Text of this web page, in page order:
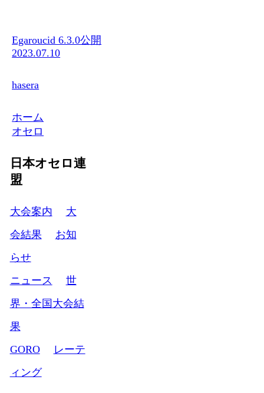
Egaroucid 6.3.0公開
2023.07.10
hasera
ホーム
オセロ
日本オセロ連
盟
大会案内
大
会結果
お知
らせ
ニュース
世
界・全国大会結
果
GORO
レーテ
ィング